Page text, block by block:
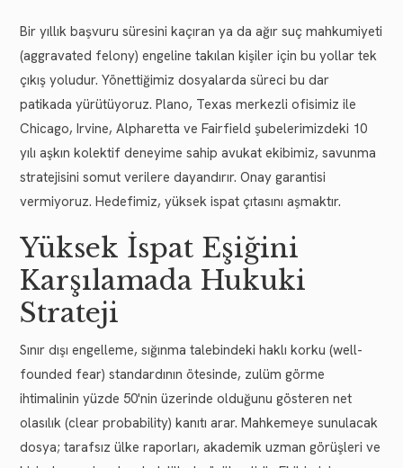
Bir yıllık başvuru süresini kaçıran ya da ağır suç mahkumiyeti
(aggravated felony) engeline takılan kişiler için bu yollar tek
çıkış yoludur. Yönettiğimiz dosyalarda süreci bu dar
patikada yürütüyoruz. Plano, Texas merkezli ofisimiz ile
Chicago, Irvine, Alpharetta ve Fairfield şubelerimizdeki 10
yılı aşkın kolektif deneyime sahip avukat ekibimiz, savunma
stratejisini somut verilere dayandırır. Onay garantisi
vermiyoruz. Hedefimiz, yüksek ispat çıtasını aşmaktır.
Yüksek İspat Eşiğini
Karşılamada Hukuki
Strateji
Sınır dışı engelleme, sığınma talebindeki haklı korku (well-
founded fear) standardının ötesinde, zulüm görme
ihtimalinin yüzde 50'nin üzerinde olduğunu gösteren net
olasılık (clear probability) kanıtı arar. Mahkemeye sunulacak
dosya; tarafsız ülke raporları, akademik uzman görüşleri ve